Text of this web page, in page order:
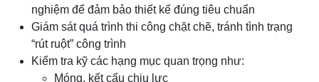
nghiệm để đảm bảo thiết kế đúng tiêu chuẩn
Giám sát quá trình thi công chặt chẽ, tránh tình trạng
“rút ruột” công trình
Kiểm tra kỹ các hạng mục quan trọng như:
Móng, kết cấu chịu lực